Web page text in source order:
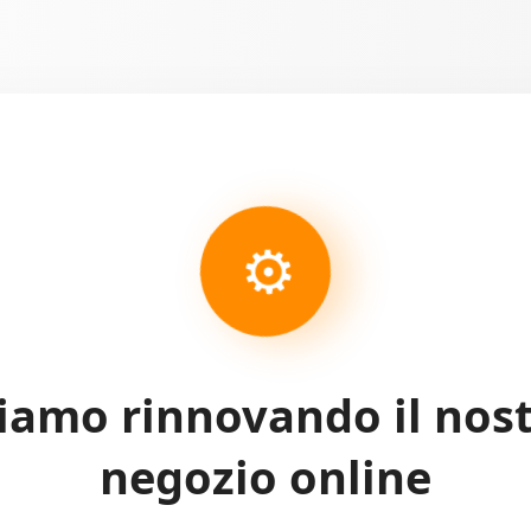
⚙
rinnovando il
negozio online